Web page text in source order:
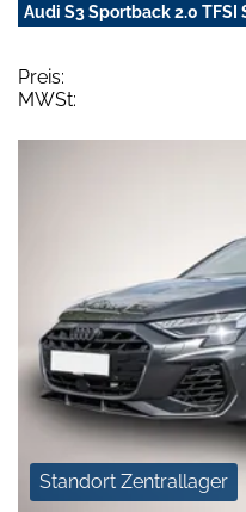
Audi S3 Sportback 2.0 TFSI
Preis:
MWSt:
Standort Zentrallager